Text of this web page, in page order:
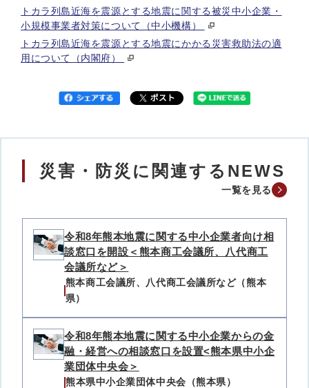
トカラ列島近海を震源とする地震に関する被災中小企業・
小規模事業者対策について（中小機構）
トカラ列島近海を震源とする地震にかかる災害救助法の適
用について（内閣府）
災害・防災に関連するNEWS
一覧を見る
令和8年熊本地震に関する中小企業者向け相
談窓口を開設＜熊本商工会議所、八代商工
会議所など＞
熊本商工会議所、八代商工会議所など（熊本
県）
令和8年熊本地震に関する中小企業からの金
融・経営への相談窓口を設置<熊本県中小企
業団体中央会＞
熊本県中小企業団体中央会（熊本県）